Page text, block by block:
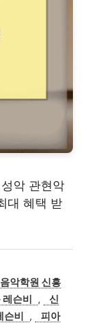
악 관현악
대 혜택 받
악학원 신흥
슨비 ,
신
비 ,
피아